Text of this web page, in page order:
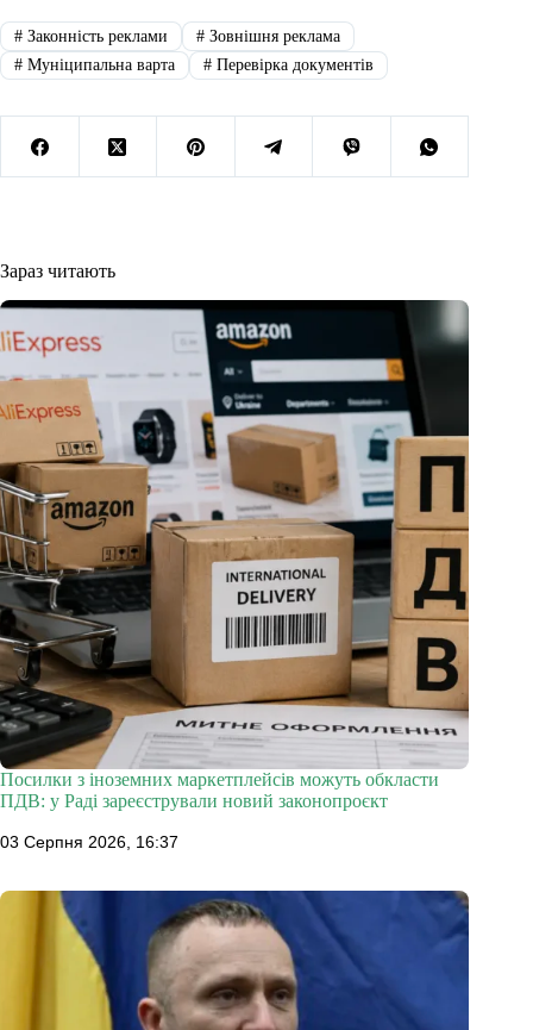
#Законність реклами #Зовнішня реклама
#Муніципальна варта #Перевірка документів
Зараз читають
Посилки з іноземних маркетплейсів можуть обкласти
ПДВ: у Раді зареєстрували новий законопроєкт
03 Серпня 2026, 16:37